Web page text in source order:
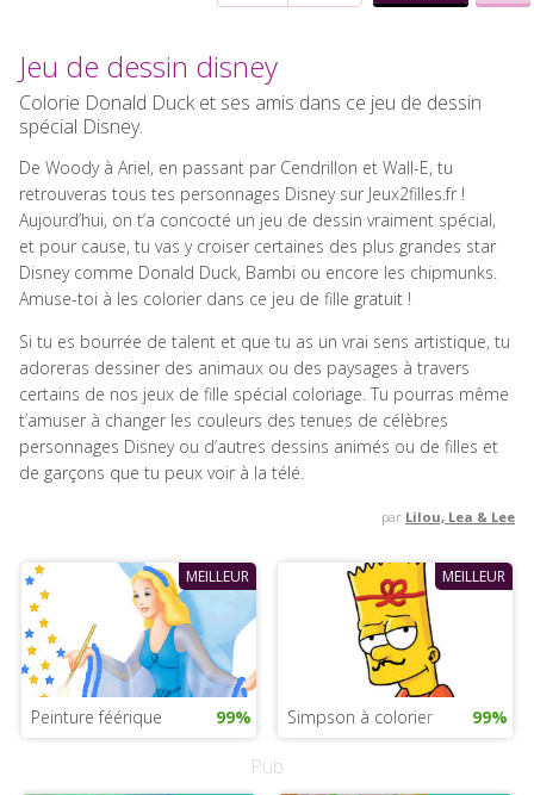
Jeu de dessin disney
Colorie Donald Duck et ses amis dans ce jeu de dessin
spécial Disney.
De Woody à Ariel, en passant par Cendrillon et Wall-E, tu
retrouveras tous tes personnages Disney sur Jeux2filles.fr !
Aujourd’hui, on t’a concocté un jeu de dessin vraiment spécial,
et pour cause, tu vas y croiser certaines des plus grandes star
Disney comme Donald Duck, Bambi ou encore les chipmunks.
Amuse-toi à les colorier dans ce jeu de fille gratuit !
Si tu es bourrée de talent et que tu as un vrai sens artistique, tu
adoreras dessiner des animaux ou des paysages à travers
certains de nos jeux de fille spécial coloriage. Tu pourras même
t’amuser à changer les couleurs des tenues de célèbres
personnages Disney ou d’autres dessins animés ou de filles et
de garçons que tu peux voir à la télé.
par Lilou, Lea & Lee
MEILLEUR
Peinture féérique 99%
MEILLEUR
Simpson à colorier 99%
Pub